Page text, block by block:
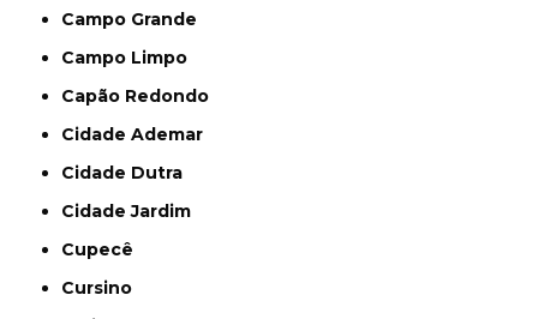
Campo Grande
Campo Limpo
Capão Redondo
Cidade Ademar
Cidade Dutra
Cidade Jardim
Cupecê
Cursino